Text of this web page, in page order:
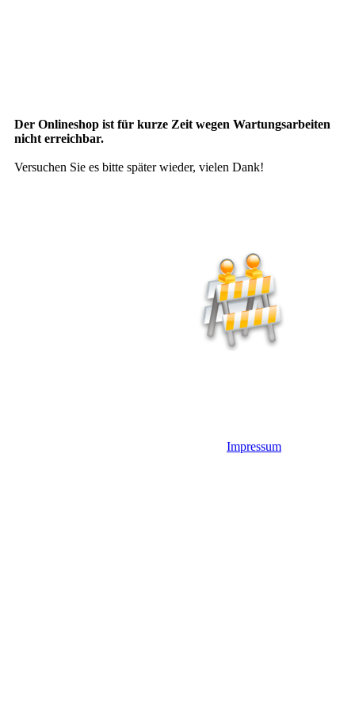
Der Onlineshop ist für kurze Zeit wegen Wartungsarbeiten
nicht erreichbar.
Versuchen Sie es bitte später wieder, vielen Dank!
Impressum